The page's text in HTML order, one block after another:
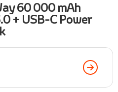
60 000 mAh
+ USB-C Power